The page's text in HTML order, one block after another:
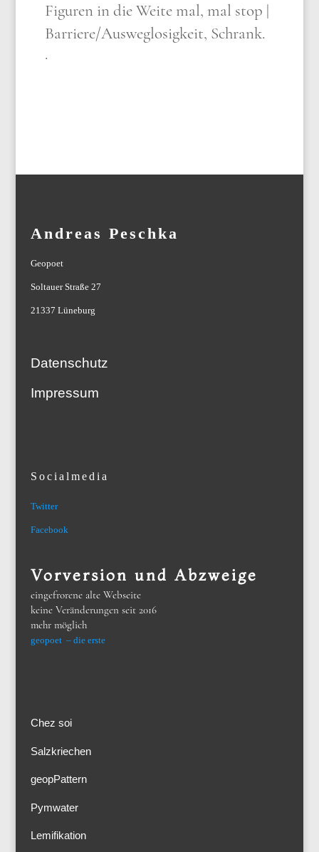
Figu­ren in die Wei­te mal, mal stop |
Barriere/​Ausweglosigkeit, Schrank.
·
Andreas Peschka
Geopoet
Soltauer Straße 27
21337 Lüneburg
Datenschutz
Impressum
Socialmedia
Twitter
Facebook
Vorversion und Abzweige
eingefrorene alte Webseite
keine Veränderungen seit 2016
mehr möglich
geopoet – die erste
Chez soi
Salzkriechen
geopPattern
Pymwater
Lemifikation